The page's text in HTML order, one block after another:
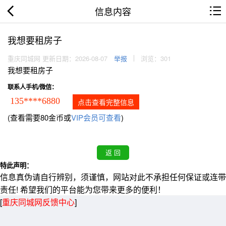
信息内容
我想要租房子
重庆同城网 更新日期：2026-08-07 举报 浏览：301
我想要租房子
联系人手机/微信：
135****6880 点击查看完整信息
(查看需要80金币或VIP会员可查看)
特此声明：
信息真伪请自行辨别，须谨慎，网站对此不承担任何保证或连带
责任! 希望我们的平台能为您带来更多的便利！
[重庆同城网反馈中心]